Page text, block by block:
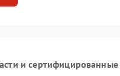
и сертифицированные